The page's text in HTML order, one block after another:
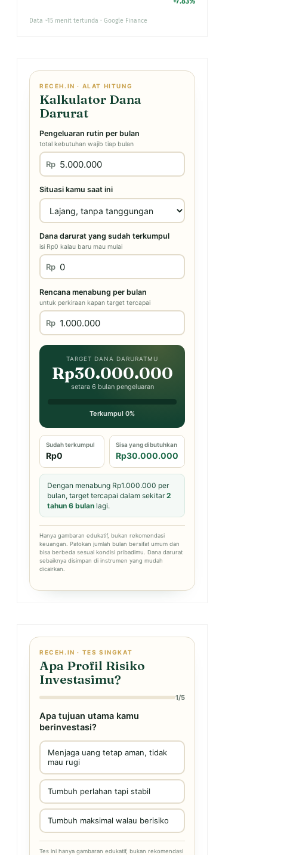
Data ~15 menit tertunda · Google Finance
RECEH.IN · ALAT HITUNG
Kalkulator Dana
Darurat
Pengeluaran rutin per bulan
total kebutuhan wajib tiap bulan
Rp
Situasi kamu saat ini
Dana darurat yang sudah terkumpul
isi Rp0 kalau baru mau mulai
Rp
Rencana menabung per bulan
untuk perkiraan kapan target tercapai
Rp
TARGET DANA DARURATMU
Rp30.000.000
setara 6 bulan pengeluaran
Terkumpul 0%
Sudah terkumpul
Rp0
Sisa yang dibutuhkan
Rp30.000.000
Dengan menabung Rp1.000.000 per
bulan, target tercapai dalam sekitar2
tahun 6 bulan lagi.
Hanya gambaran edukatif, bukan rekomendasi
keuangan. Patokan jumlah bulan bersifat umum dan
bisa berbeda sesuai kondisi pribadimu. Dana darurat
sebaiknya disimpan di instrumen yang mudah
dicairkan.
RECEH.IN · TES SINGKAT
Apa Profil Risiko
Investasimu?
1/5
Apa tujuan utama kamu
berinvestasi?
Menjaga uang tetap aman, tidak
mau rugi
Tumbuh perlahan tapi stabil
Tumbuh maksimal walau berisiko
Tes ini hanya gambaran edukatif, bukan rekomendasi